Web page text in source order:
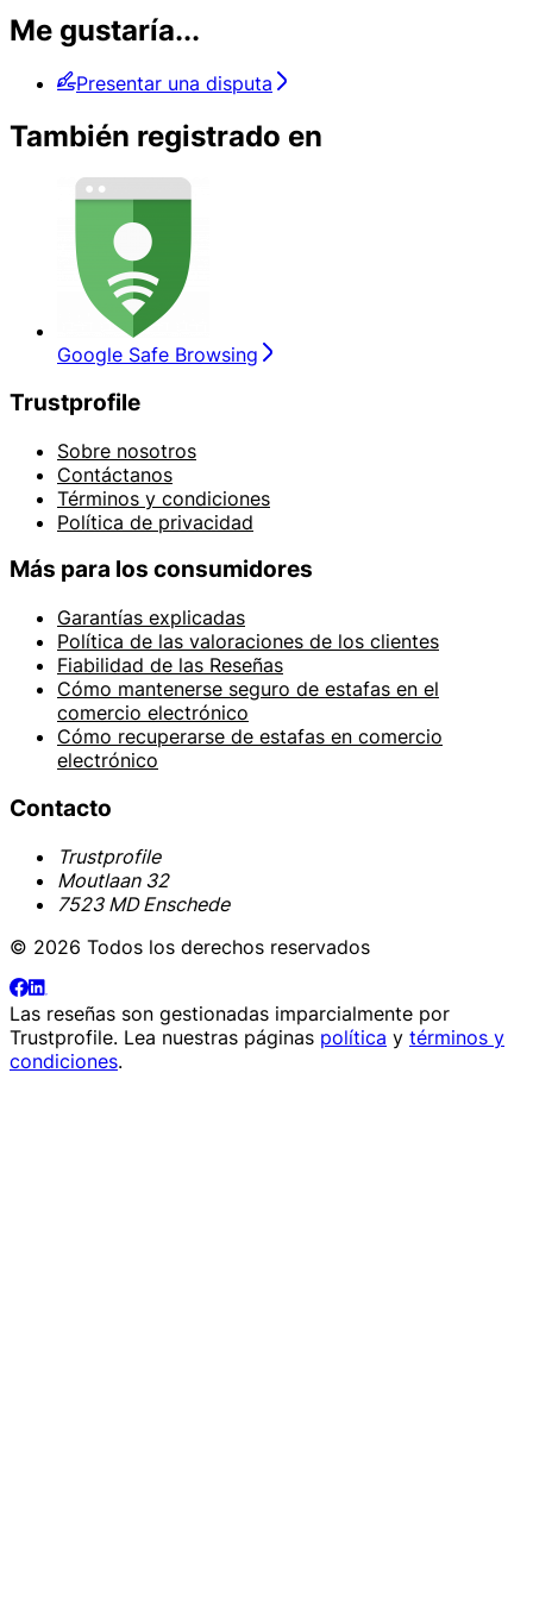
Me gustaría...
Presentar una disputa
También registrado en
Google Safe Browsing
Trustprofile
Sobre nosotros
Contáctanos
Términos y condiciones
Política de privacidad
Más para los consumidores
Garantías explicadas
Política de las valoraciones de los clientes
Fiabilidad de las Reseñas
Cómo mantenerse seguro de estafas en el
comercio electrónico
Cómo recuperarse de estafas en comercio
electrónico
Contacto
Trustprofile
Moutlaan 32
7523 MD Enschede
© 2026 Todos los derechos reservados
Las reseñas son gestionadas imparcialmente por
Trustprofile. Lea nuestras páginas política y términos y
condiciones.